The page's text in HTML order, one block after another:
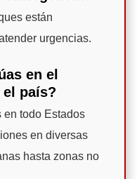
están
urgencias.
en el
país?
en todo Estados
en diversas
hasta zonas no